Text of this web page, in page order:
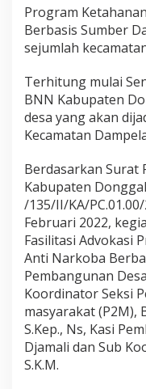
a
m
a
a
n
D
a
m
l
a
s
Program
Berbasis Sumber
sejumlah
Terhitung mulai
BNN Kabupaten
desa yang akan
Kecamatan
Berdasarkan Surat
Kabupaten
/135/II/KA/
Februari 2022,
Fasilitasi Advokasi
Anti Narkoba
Pembangunan
Koordinator Seksi
masyarakat (P2M),
S.Kep., Ns, Kasi
Djamali dan Sub
S.K.M.